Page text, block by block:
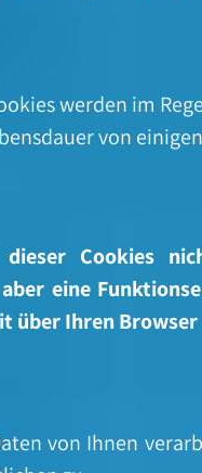
werden im
von
Cookies
eine
über Ihren
von Ihnen